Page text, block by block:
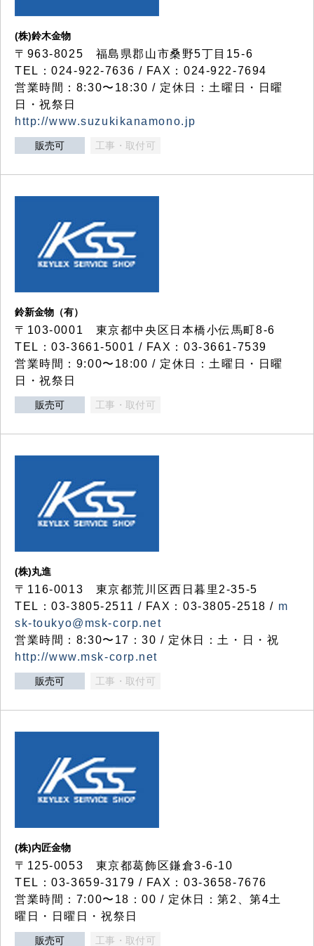
(株)鈴木金物
〒963-8025 福島県郡山市桑野5丁目15-6
TEL：024-922-7636 / FAX：024-922-7694
営業時間：8:30〜18:30 / 定休日：土曜日・日曜
日・祝祭日
http://www.suzukikanamono.jp
販売可 工事・取付可
鈴新金物（有）
〒103-0001 東京都中央区日本橋小伝馬町8-6
TEL：03-3661-5001 / FAX：03-3661-7539
営業時間：9:00〜18:00 / 定休日：土曜日・日曜
日・祝祭日
販売可 工事・取付可
(株)丸進
〒116-0013 東京都荒川区西日暮里2-35-5
TEL：03-3805-2511 / FAX：03-3805-2518 / m
sk-toukyo@msk-corp.net
営業時間：8:30〜17：30 / 定休日：土・日・祝
http://www.msk-corp.net
販売可 工事・取付可
(株)内匠金物
〒125-0053 東京都葛飾区鎌倉3-6-10
TEL：03-3659-3179 / FAX：03-3658-7676
営業時間：7:00〜18：00 / 定休日：第2、第4土
曜日・日曜日・祝祭日
販売可 工事・取付可